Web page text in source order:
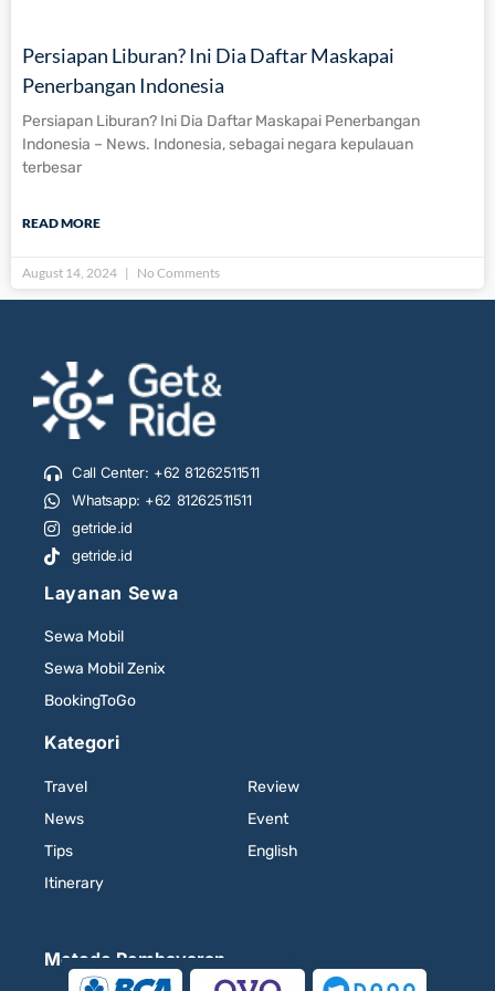
Persiapan Liburan? Ini Dia Daftar Maskapai
Penerbangan Indonesia
Persiapan Liburan? Ini Dia Daftar Maskapai Penerbangan
Indonesia – News. Indonesia, sebagai negara kepulauan
terbesar
READ MORE
August 14, 2024 No Comments
Call Center: +62 81262511511
Whatsapp: +62 81262511511
getride.id
getride.id
Layanan Sewa
Sewa Mobil
Sewa Mobil Zenix
BookingToGo
Kategori
Travel
News
Tips
Itinerary
Review
Event
English
Metode Pembayaran